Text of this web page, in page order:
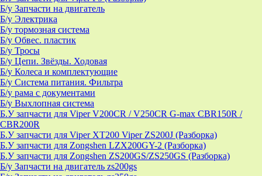
Б/у Запчасти на двигатель
Б/у Электрика
Б/у тормозная система
Б/у Обвес. пластик
Б/у Тросы
Б/у Цепи. Звёзды. Ходовая
Б/у Колеса и комплектующие
Б/у Система питания. Фильтра
Б/у рама с документами
Б/у Выхлопная система
Б.У запчасти для Viper V200CR / V250CR G-max CBR150R /
CBR200R
Б.У запчасти для Viper XT200 Viper ZS200J (Разборка)
Б.У запчасти для Zongshen LZX200GY-2 (Разборка)
Б.У запчасти для Zongshen ZS200GS/ZS250GS (Разборка)
Б/у Запчасти на двигатель zs200gs